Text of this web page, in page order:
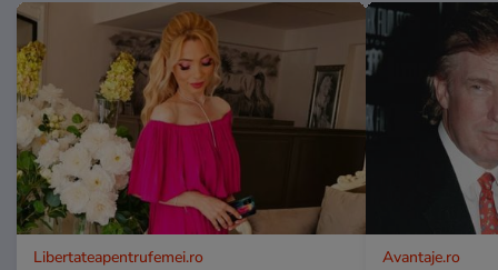
Libertateapentrufemei.ro Avantaje.ro